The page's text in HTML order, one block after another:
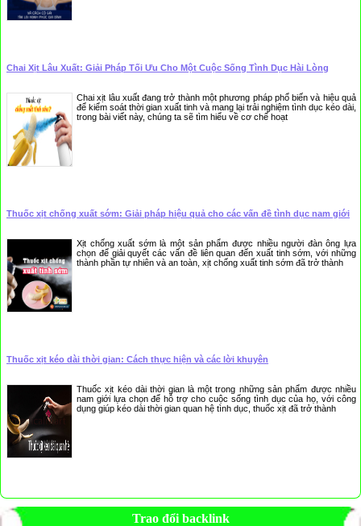
Chai Xịt Lâu Xuất: Giải Pháp Tối Ưu Cho Một Cuộc Sống Tình Dục Hài Lòng
Chai xịt lâu xuất đang trở thành một phương pháp phổ biến và hiệu quả
để kiểm soát thời gian xuất tinh và mang lại trải nghiệm tình dục kéo dài,
trong bài viết này, chúng ta sẽ tìm hiểu về cơ chế hoạt
Thuốc xịt chống xuất sớm: Giải pháp hiệu quả cho các vấn đề tình dục nam giới
Xịt chống xuất sớm là một sản phẩm được nhiều người đàn ông lựa
chọn để giải quyết các vấn đề liên quan đến xuất tinh sớm, với những
thành phần tự nhiên và an toàn, xịt chống xuất tinh sớm đã trở thành
Thuốc xịt kéo dài thời gian: Cách thực hiện và các lời khuyên
Thuốc xịt kéo dài thời gian là một trong những sản phẩm được nhiều
nam giới lựa chọn để hỗ trợ cho cuộc sống tình dục của họ, với công
dụng giúp kéo dài thời gian quan hệ tình dục, thuốc xịt đã trở thành
Trao đổi backlink